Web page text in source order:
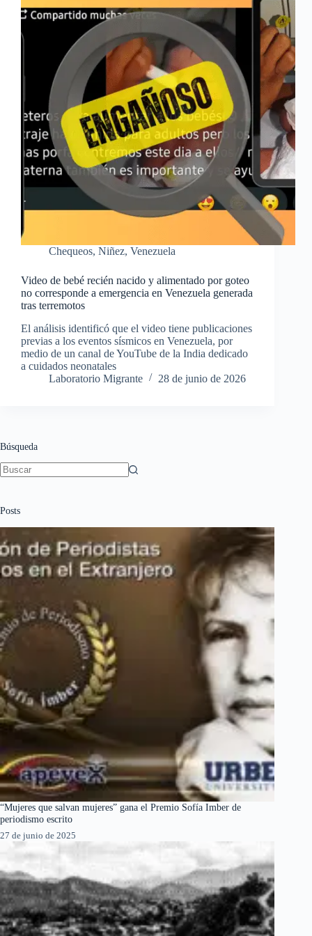
Chequeos, Niñez, Venezuela
Video de bebé recién nacido y alimentado por goteo
no corresponde a emergencia en Venezuela generada
tras terremotos
El análisis identificó que el video tiene publicaciones
previas a los eventos sísmicos en Venezuela, por
medio de un canal de YouTube de la India dedicado
a cuidados neonatales
Laboratorio Migrante
28 de junio de 2026
Búsqueda
Posts
“Mujeres que salvan mujeres” gana el Premio Sofía Imber de
periodismo escrito
27 de junio de 2025